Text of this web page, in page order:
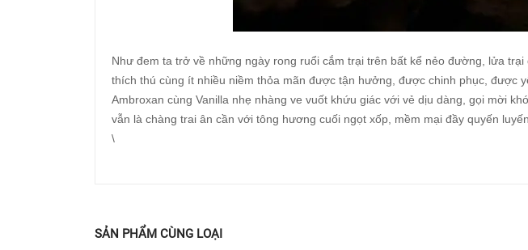
Như đem ta trở về những ngày rong ruổi cắm trại trên bất kể nẻo đường, lửa
thích thú cùng ít nhiều niềm thỏa mãn được tận hưởng, được chinh phục, được
Ambroxan cùng Vanilla nhẹ nhàng ve vuốt khứu giác với vẻ dịu dàng, gọi mời
vẫn là chàng trai ân cần với tông hương cuối ngọt xốp, mềm mại đầy quyến luyến.
\
SẢN PHẨM CÙNG LOẠI